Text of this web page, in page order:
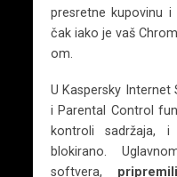
presretne kupovinu
čak iako je vaš
om.
U Kaspersky Internet
i Parental Control
kontroli
blokirano.
softvera,